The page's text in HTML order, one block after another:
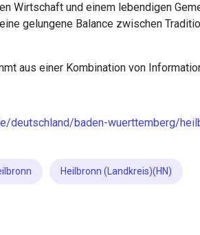
Wirtschaft und einem lebendigen
gelungene Balance zwischen
aus einer Kombination von
deutschland/baden-wuerttemberg/
Heilbronn (Landkreis)(HN)